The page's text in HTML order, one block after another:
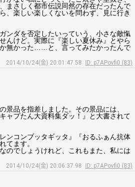
まさしく都市伝説同然の存在だったんで
、楽しい楽しくないを問わず、見に行き
ンダを否定したいっていう、小さな敵愾
んけど。実際に『楽しい夏休み』とやら
無かった……と、言ってみたかったんで
2014/10/24(金) 20:01:47.58
ID: p7APovfi0 (83)
景品を指差しました。その景品には、
ャプたん大資料集ダッ！』と大書されて
ンコンブッタギッタ』『おるふぁん抗体
てます。
のでしょうけれど、これもまた、私には
2014/10/24(金) 20:06:37.98
ID: p7APovfi0 (83)